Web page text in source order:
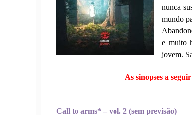
nunca
mundo
e muito
jovem.
As sinopses a
Call to arms* – vol. 2 (sem previsão)